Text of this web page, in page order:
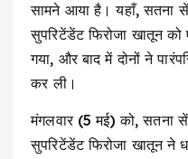
सामने आया है। यहाँ, सतना
सुपरिटेंडेंट फिरोजा खातून को
गया, और बाद में दोनों ने
कर ली।
मंगलवार (5 मई) को,
सुपरिटेंडेंट फिरोजा खातून ने